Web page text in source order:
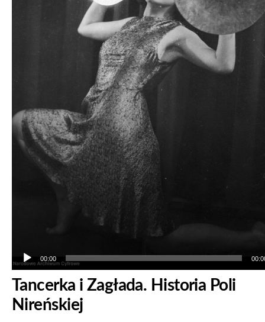
00:00
Tancerka i Zagłada. Historia Poli
Nireńskiej